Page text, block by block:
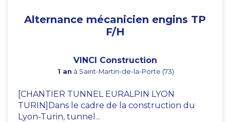
Alternance mécanicien engins TP
F/H
VINCI Construction
1 an à Saint-Martin-de-la-Porte (73)
[CHANTIER TUNNEL EURALPIN LYON
TURIN]Dans le cadre de la construction du
Lyon-Turin, tunnel...